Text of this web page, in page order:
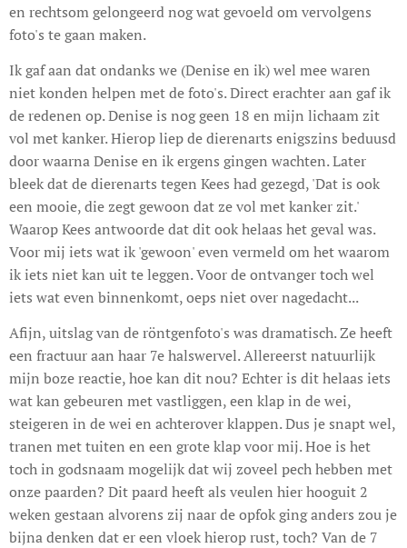
en rechtsom gelongeerd nog wat gevoeld om vervolgens
foto's te gaan maken.
Ik gaf aan dat ondanks we (Denise en ik) wel mee waren
niet konden helpen met de foto's. Direct erachter aan gaf ik
de redenen op. Denise is nog geen 18 en mijn lichaam zit
vol met kanker. Hierop liep de dierenarts enigszins beduusd
door waarna Denise en ik ergens gingen wachten. Later
bleek dat de dierenarts tegen Kees had gezegd, 'Dat is ook
een mooie, die zegt gewoon dat ze vol met kanker zit.'
Waarop Kees antwoorde dat dit ook helaas het geval was.
Voor mij iets wat ik 'gewoon' even vermeld om het waarom
ik iets niet kan uit te leggen. Voor de ontvanger toch wel
iets wat even binnenkomt, oeps niet over nagedacht...
Afijn, uitslag van de röntgenfoto's was dramatisch. Ze heeft
een fractuur aan haar 7e halswervel. Allereerst natuurlijk
mijn boze reactie, hoe kan dit nou? Echter is dit helaas iets
wat kan gebeuren met vastliggen, een klap in de wei,
steigeren in de wei en achterover klappen. Dus je snapt wel,
tranen met tuiten en een grote klap voor mij. Hoe is het
toch in godsnaam mogelijk dat wij zoveel pech hebben met
onze paarden? Dit paard heeft als veulen hier hooguit 2
weken gestaan alvorens zij naar de opfok ging anders zou je
bijna denken dat er een vloek hierop rust, toch? Van de 7